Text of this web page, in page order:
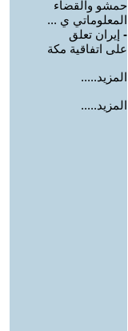
حمشو والقضاء
المعلوماتي ي ...
- إيران تعلق
على اتفاقية مكة
المزيد.....
المزيد.....